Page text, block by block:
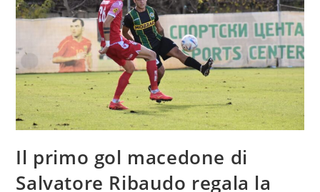
Il primo gol macedone di
Salvatore Ribaudo regala la